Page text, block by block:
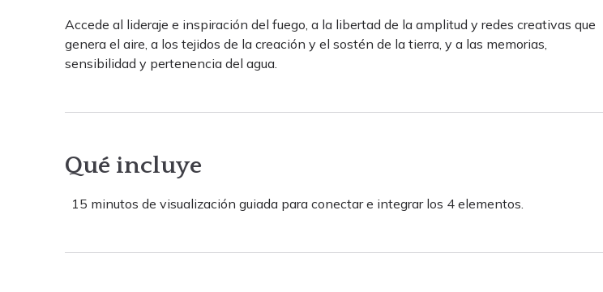
Accede al lideraje e inspiración del fuego, a la libertad de la amplitud y redes creativas que
genera el aire, a los tejidos de la creación y el sostén de la tierra, y a las memorias,
sensibilidad y pertenencia del agua.
Qué incluye
15 minutos de visualización guiada para conectar e integrar los 4 elementos.